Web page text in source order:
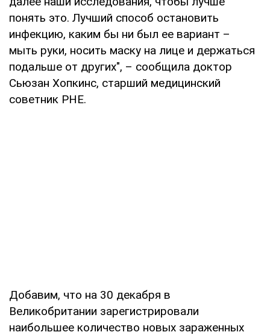
понять это. Лучший способ остановить
инфекцию, каким бы ни был ее вариант –
мыть руки, носить маску на лице и держаться
подальше от других", – сообщила доктор
Сьюзан Хопкинс, старший медицинский
советник PHE.
Добавим, что на 30 декабря в
Великобритании зарегистрировали
наибольшее количество новых зараженных